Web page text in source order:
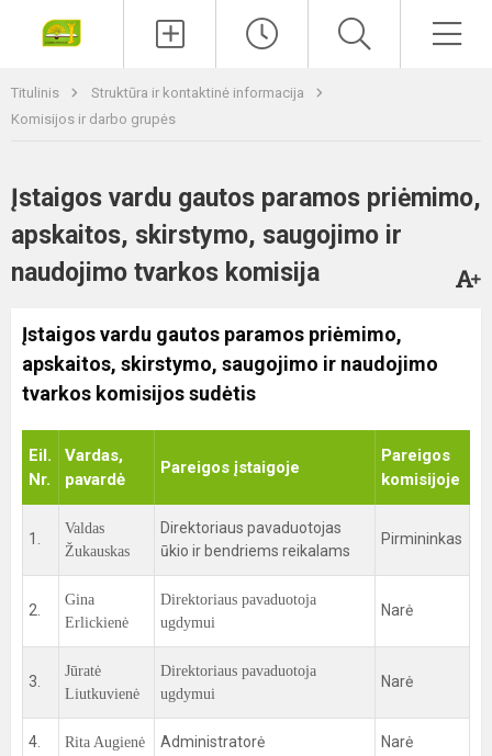
Titulinis
Struktūra ir kontaktinė informacija
Komisijos ir darbo grupės
Įstaigos vardu gautos paramos priėmimo,
apskaitos, skirstymo, saugojimo ir
naudojimo tvarkos komisija
Įstaigos vardu gautos paramos priėmimo,
apskaitos, skirstymo, saugojimo ir naudojimo
tvarkos komisijos sudėtis
Eil.
Nr.
Vardas,
pavardė
Pareigos įstaigoje
Pareigos
komisijoje
1.
Valdas
Žukauskas
Direktoriaus pavaduotojas
ūkio ir bendriems reikalams
Pirmininkas
2.
Gina
Erlickienė
Direktoriaus pavaduotoja
ugdymui
Narė
3.
Jūratė
Liutkuvienė
Direktoriaus pavaduotoja
ugdymui
Narė
4. Rita Augienė Administratorė Narė